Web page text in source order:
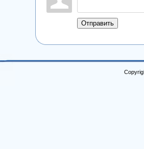
Отправить